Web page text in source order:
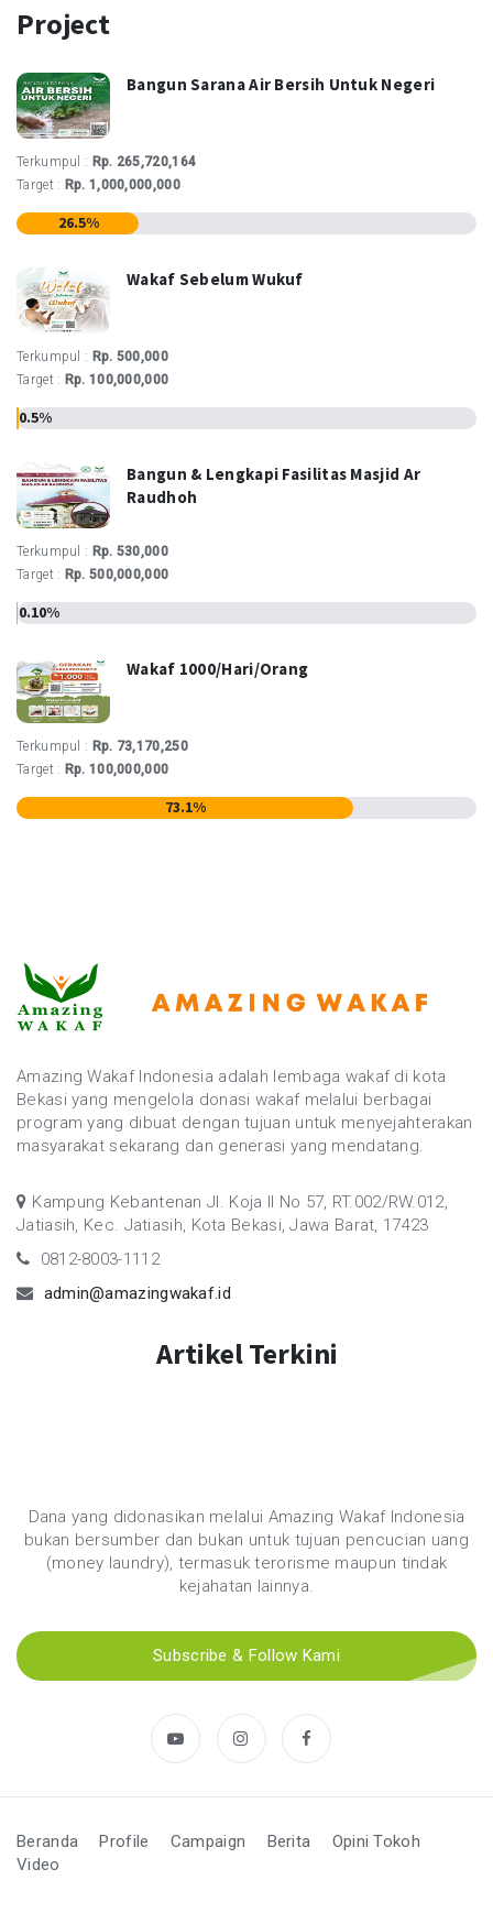
Project
Bangun Sarana Air Bersih Untuk Negeri
Terkumpul : Rp. 265,720,164
Target : Rp. 1,000,000,000
26.5%
Wakaf Sebelum Wukuf
Terkumpul : Rp. 500,000
Target : Rp. 100,000,000
0.5%
Bangun & Lengkapi Fasilitas Masjid Ar
Raudhoh
Terkumpul : Rp. 530,000
Target : Rp. 500,000,000
0.10%
Wakaf 1000/hari/orang
Terkumpul : Rp. 73,170,250
Target : Rp. 100,000,000
73.1%
Amazing Wakaf Indonesia adalah lembaga wakaf di kota
Bekasi yang mengelola donasi wakaf melalui berbagai
program yang dibuat dengan tujuan untuk menyejahterakan
masyarakat sekarang dan generasi yang mendatang.
Kampung Kebantenan Jl. Koja II No 57, RT.002/RW.012,
Jatiasih, Kec. Jatiasih, Kota Bekasi, Jawa Barat, 17423
0812-8003-1112
admin@amazingwakaf.id
Artikel Terkini
Dana yang didonasikan melalui Amazing Wakaf Indonesia
bukan bersumber dan bukan untuk tujuan pencucian uang
(money laundry), termasuk terorisme maupun tindak
kejahatan lainnya.
Subscribe & Follow Kami
Beranda Profile Campaign Berita
Opini Tokoh
Video